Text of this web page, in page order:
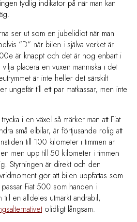
tydlig indikator på när man kan
ser ut som en jubelidiot när man
”D” när bilen i själva verket är
är knappt och det är nog enbart i
placera en vuxen människa i det
är inte heller det särskilt
ungefär till ett par matkassar, men inte
i en växel så märker man att Fiat
små elbilar, är förtjusande rolig att
till 100 kilometer i timmen är
men upp till 50 kilometer i timmen
Styrningen är direkt och den
gör att bilen uppfattas som
Fiat 500 som handen i
en alldeles utmärkt andrabil,
olidligt långsam.